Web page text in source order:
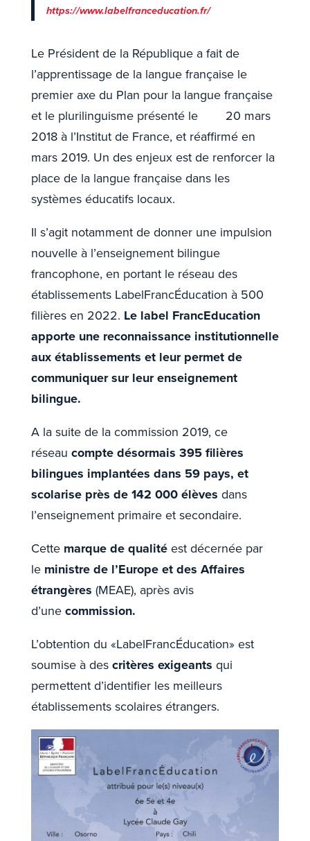
https://www.labelfranceducation.fr/
Le Président de la République a fait de
l’apprentissage de la langue française le
premier axe du Plan pour la langue française
et le plurilinguisme présenté le 20 mars
2018 à l’Institut de France, et réaffirmé en
mars 2019. Un des enjeux est de renforcer la
place de la langue française dans les
systèmes éducatifs locaux.
Il s’agit notamment de donner une impulsion
nouvelle à l’enseignement bilingue
francophone, en portant le réseau des
établissements LabelFrancÉducation à 500
filières en 2022. Le label FrancEducation
apporte une reconnaissance institutionnelle
aux établissements et leur permet de
communiquer sur leur enseignement
bilingue.
A la suite de la commission 2019, ce
réseau compte désormais 395 filières
bilingues implantées dans 59 pays, et
scolarise près de 142 000 élèves dans
l’enseignement primaire et secondaire.
Cette marque de qualitéest décernée par
le ministre de l’Europe et des Affaires
étrangères (MEAE), après avis
d’unecommission.
L’obtention du «LabelFrancÉducation» est
soumise à descritères exigeants qui
permettent d’identifier les meilleurs
établissements scolaires étrangers.